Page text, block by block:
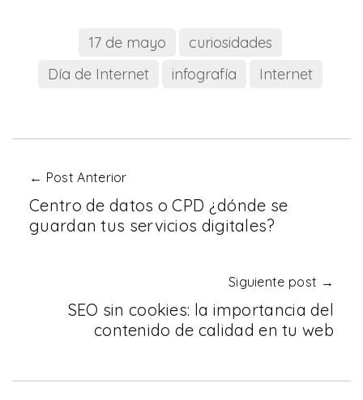
17 de mayo
curiosidades
Día de Internet
infografía Internet
← Post Anterior
Centro de datos o CPD ¿dónde se
guardan tus servicios digitales?
Siguiente post →
SEO sin cookies: la importancia del
contenido de calidad en tu web